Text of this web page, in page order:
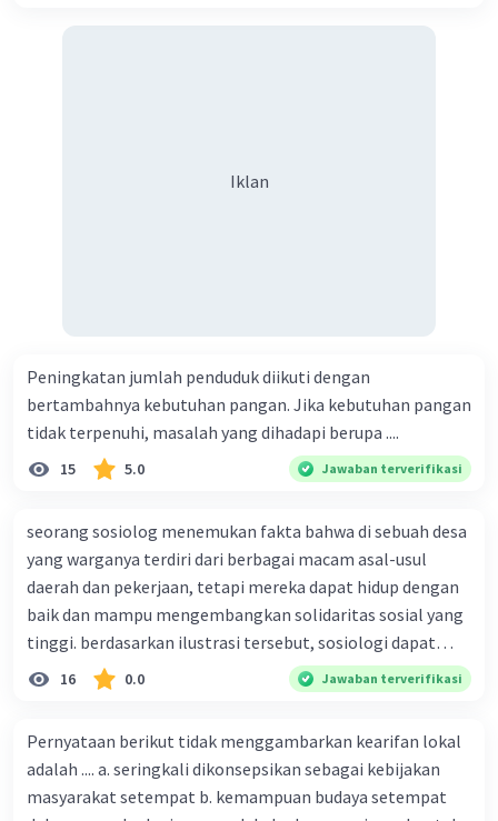
Iklan
Peningkatan jumlah penduduk diikuti dengan
bertambahnya kebutuhan pangan. Jika kebutuhan pangan
tidak terpenuhi, masalah yang dihadapi berupa ....
15 5.0 Jawaban terverifikasi
seorang sosiolog menemukan fakta bahwa di sebuah desa
yang warganya terdiri dari berbagai macam asal-usul
daerah dan pekerjaan, tetapi mereka dapat hidup dengan
baik dan mampu mengembangkan solidaritas sosial yang
tinggi. berdasarkan ilustrasi tersebut, sosiologi dapat
berfungsi sebagai ilmu yang ....
16 0.0 Jawaban terverifikasi
Pernyataan berikut tidak menggambarkan kearifan lokal
adalah .... a. seringkali dikonsepsikan sebagai kebijakan
masyarakat setempat b. kemampuan budaya setempat